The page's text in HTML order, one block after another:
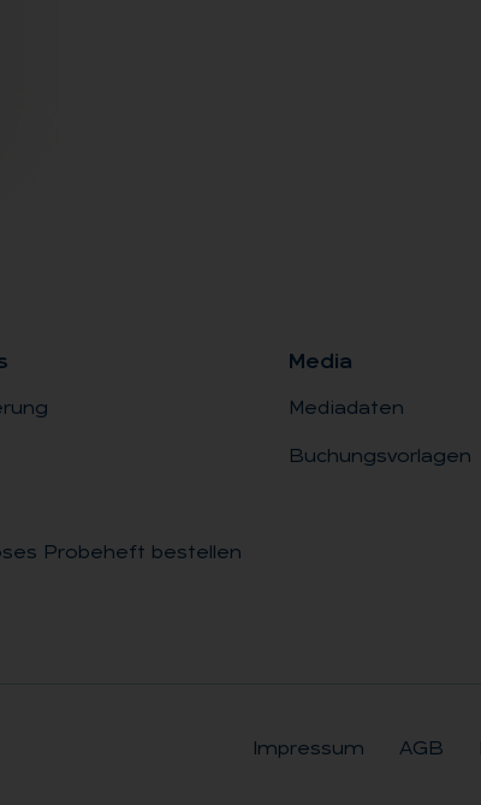
Probeheft bestellen
Me­dia
Mediadaten
Buchungsvorlagen
Impressum AGB